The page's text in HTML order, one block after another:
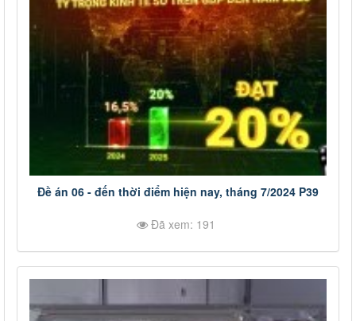
Đề án 06 - đến thời điểm hiện nay, tháng 7/2024 P39
Đã xem: 191